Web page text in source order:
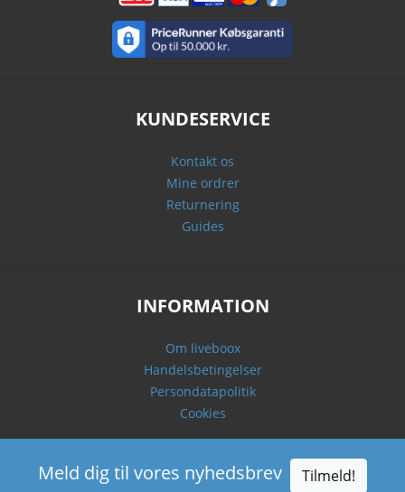
KUNDESERVICE
Kontakt os
Mine ordrer
Returnering
Guides
INFORMATION
Om liveboox
Handelsbetingelser
Persondatapolitik
Cookies
Meld dig til vores nyhedsbrev Tilmeld!